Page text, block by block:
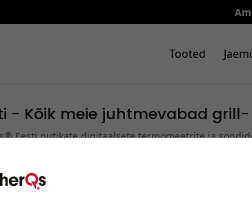
Tooted
- Kõik meie juhtmevabad
Eesti nutikate digitaalsete termomeetrite ja
kiire sensoritehnoloogia ja täpse
seikluseks.